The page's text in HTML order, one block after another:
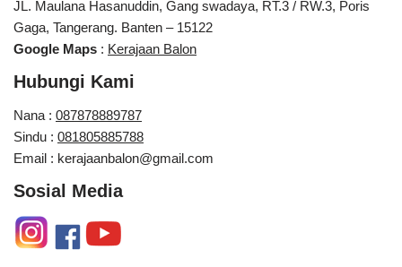
JL. Maulana Hasanuddin, Gang swadaya, RT.3 / RW.3, Poris
Gaga, Tangerang. Banten – 15122
Google Maps : Kerajaan Balon
Hubungi Kami
Nana : 087878889787
Sindu : 081805885788
Email : kerajaanbalon@gmail.com
Sosial Media